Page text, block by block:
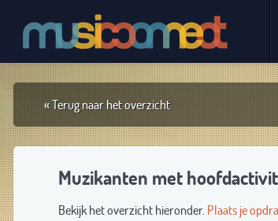
« Terug naar het overzicht
Muzikanten met
Bekijk het overzicht hieronder. Plaats je